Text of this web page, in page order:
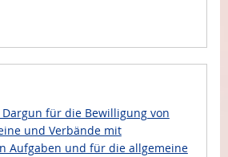
für die Bewilligung von
und Verbände mit
Aufgaben und für die allgemeine